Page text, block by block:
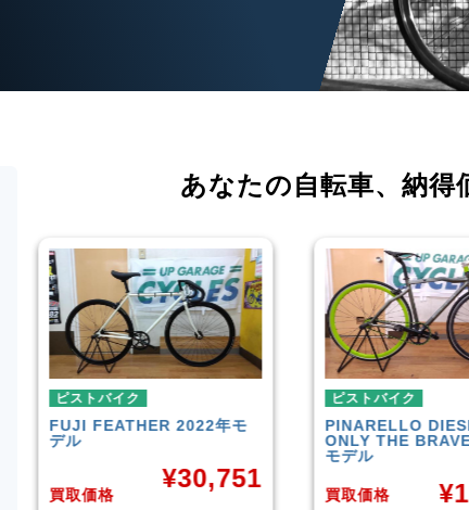
あなたの自転車、 納得
ピストバイク
PINARELLODIESEL
ONLY THE BRAVE 2012年
買取価格 ¥11,301
ピストバイク
LEADER721TR
デル
買取価格
¥